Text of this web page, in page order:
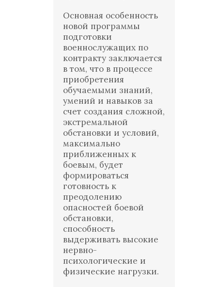
Основная особенность
новой программы
подготовки
военнослужащих по
контракту заключается
в том, что в процессе
приобретения
обучаемыми знаний,
умений и навыков за
счет создания сложной,
экстремальной
обстановки и условий,
максимально
приближенных к
боевым, будет
формироваться
готовность к
преодолению
опасностей боевой
обстановки,
способность
выдерживать высокие
нервно-
психологические и
физические нагрузки.